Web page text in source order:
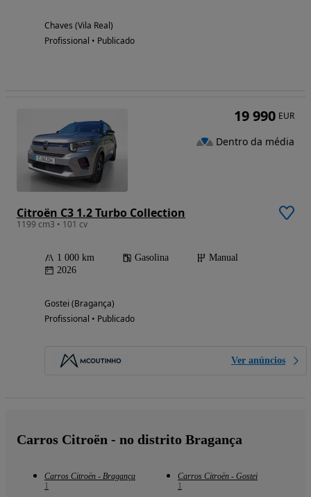
Chaves (Vila Real)
Profissional • Publicado
Citroën C3 1.2 Turbo Collection
1199 cm3 • 101 cv
1 000 km Gasolina
Manual
2026
Gostei (Bragança)
Profissional • Publicado
Ver anúncios
19 990 EUR
Dentro da média
Carros Citroën - no distrito Bragança
Carros Citroën - Bragança
1
Carros Citroën - Gostei
1